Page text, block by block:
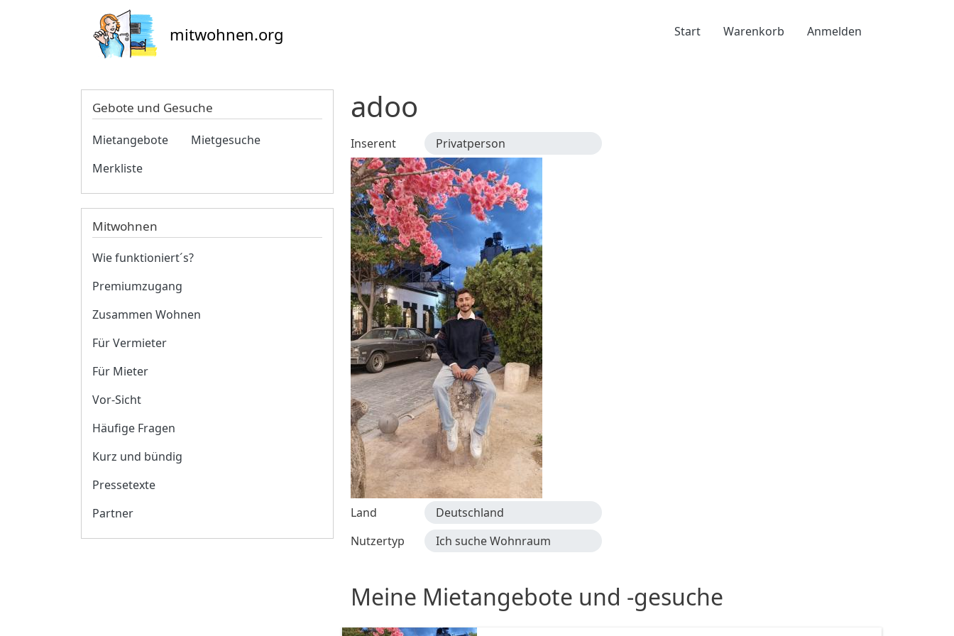
mitwohnen.org Benutzermenü
Start Warenkorb Anmelden
adoo
Inserent Privatperson
Land
Deutschland
Nutzertyp
Ich suche Wohnraum
Meine Mietangebote und -gesuche
Gebote und Gesuche
Mietangebote
Mietgesuche
Merkliste
Mitwohnen
Wie funktioniert´s?
Premiumzugang
Zusammen Wohnen
Für Vermieter
Für Mieter
Vor-Sicht
Häufige Fragen
Kurz und bündig
Pressetexte
Partner